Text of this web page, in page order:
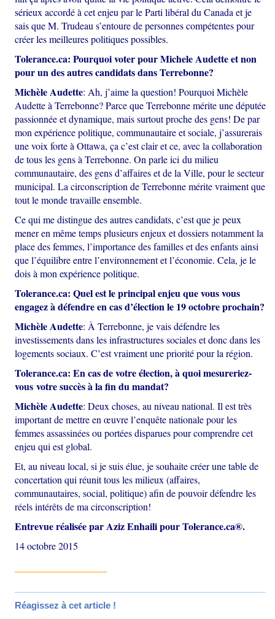
sérieux accordé à cet enjeu par le Parti libéral du Canada et je
sais que M. Trudeau s’entoure de personnes compétentes pour
créer les meilleures politiques possibles.
Tolerance.ca:Pourquoi voter pour Michele Audette et non
pour un des autres candidats dans Terrebonne?
Michèle Audette: Ah, j’aime la question! Pourquoi Michèle
Audette à Terrebonne? Parce que Terrebonne mérite une députée
passionnée et dynamique, mais surtout proche des gens! De par
mon expérience politique, communautaire et sociale, j’assurerais
une voix forte à Ottawa, ça c’est clair et ce, avec la collaboration
de tous les gens à Terrebonne. On parle ici du milieu
communautaire, des gens d’affaires et de la Ville, pour le secteur
municipal. La circonscription de Terrebonne mérite vraiment que
tout le monde travaille ensemble.
Ce qui me distingue des autres candidats, c’est que je peux
mener en même temps plusieurs enjeux et dossiers notamment la
place des femmes, l’importance des familles et des enfants ainsi
que l’équilibre entre l’environnement et l’économie. Cela, je le
dois à mon expérience politique.
Tolerance.ca:Quel est le principal enjeu que vous vous
engagez à défendre en cas d’élection le 19 octobre prochain?
Michèle Audette: À Terrebonne, je vais défendre les
investissements dans les infrastructures sociales et donc dans les
logements sociaux. C’est vraiment une priorité pour la région.
Tolerance.ca:En cas de votre élection, à quoi mesureriez-
vous votre succès à la fin du mandat?
Michèle Audette: Deux choses, au niveau national. Il est très
important de mettre en œuvre l’enquête nationale pour les
femmes assassinées ou portées disparues pour comprendre cet
enjeu qui est global.
Et, au niveau local, si je suis élue, je souhaite créer une table de
concertation qui réunit tous les milieux (affaires,
communautaires, social, politique) afin de pouvoir défendre les
réels intérêts de ma circonscription!
Entrevue réalisée par Aziz Enhaili pour Tolerance.ca®.
14 octobre 2015
Réagissez à cet article !